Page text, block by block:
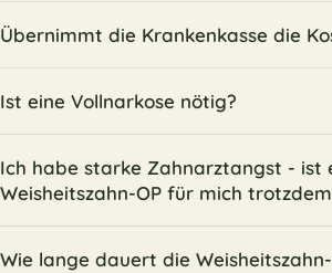
Übernimmt die Krankenkasse die
Ist eine Vollnarkose nötig?
Ich habe starke Zahnarztangst - ist
Weisheitszahn-OP für mich
Wie lange dauert die Weisheitszahn-